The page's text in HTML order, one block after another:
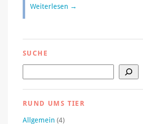
Weiterlesen →
SUCHE
RUND UMS TIER
Allgemein (4)